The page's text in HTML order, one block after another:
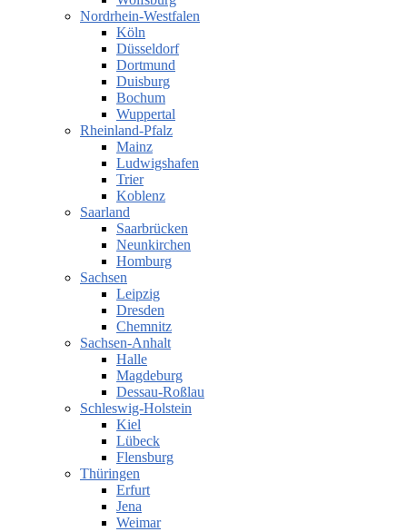
Nordrhein-Westfalen
Köln
Düsseldorf
Dortmund
Duisburg
Bochum
Wuppertal
Rheinland-Pfalz
Mainz
Ludwigshafen
Trier
Koblenz
Saarland
Saarbrücken
Neunkirchen
Homburg
Sachsen
Leipzig
Dresden
Chemnitz
Sachsen-Anhalt
Halle
Magdeburg
Dessau-Roßlau
Schleswig-Holstein
Kiel
Lübeck
Flensburg
Thüringen
Erfurt
Jena
Weimar